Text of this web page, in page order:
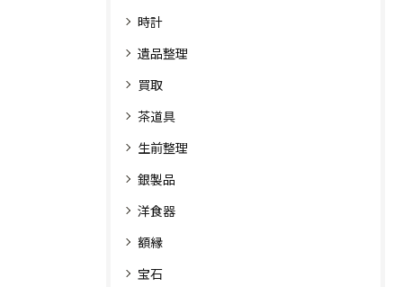
時計
遺品整理
買取
茶道具
生前整理
銀製品
洋食器
額縁
宝石